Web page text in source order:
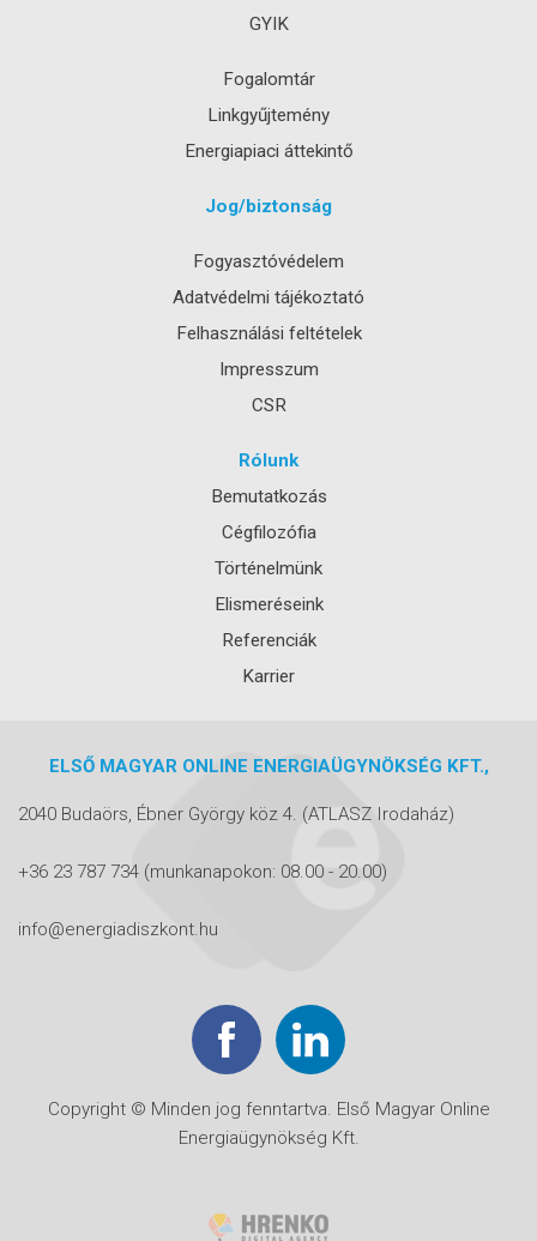
GYIK
Fogalomtár
Linkgyűjtemény
Energiapiaci áttekintő
Jog/biztonság
Fogyasztóvédelem
Adatvédelmi tájékoztató
Felhasználási feltételek
Impresszum
CSR
Rólunk
Bemutatkozás
Cégfilozófia
Történelmünk
Elismeréseink
Referenciák
Karrier
ELSŐ MAGYAR ONLINE ENERGIAÜGYNÖKSÉG KFT.,
2040 Budaörs, Ébner György köz 4. (ATLASZ Irodaház)
+36 23 787 734 (munkanapokon: 08.00 - 20.00)
info@energiadiszkont.hu
Copyright © Minden jog fenntartva. Első Magyar Online
Energiaügynökség Kft.